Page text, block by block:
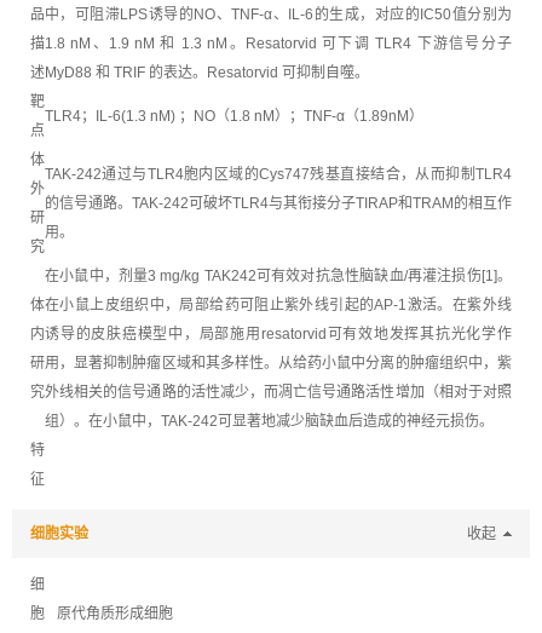
品
描
述
中，可阻滞LPS诱导的NO、TNF-α、IL-6的生成，对应的IC50值分别为
1.8 nM、1.9 nM 和 1.3 nM。Resatorvid 可下调 TLR4 下游信号分子
MyD88 和 TRIF 的表达。Resatorvid 可抑制自噬。
靶
点
TLR4；IL-6(1.3 nM) ；NO（1.8 nM）；TNF-α（1.89nM）
体
外
研
究
TAK-242通过与TLR4胞内区域的Cys747残基直接结合，从而抑制TLR4
的信号通路。TAK-242可破坏TLR4与其衔接分子TIRAP和TRAM的相互作
用。
体
内
研
究
在小鼠中，剂量3 mg/kg TAK242可有效对抗急性脑缺血/再灌注损伤[1]。
在小鼠上皮组织中，局部给药可阻止紫外线引起的AP-1激活。在紫外线
诱导的皮肤癌模型中，局部施用resatorvid可有效地发挥其抗光化学作
用，显著抑制肿瘤区域和其多样性。从给药小鼠中分离的肿瘤组织中，紫
外线相关的信号通路的活性减少，而凋亡信号通路活性增加（相对于对照
组）。在小鼠中，TAK-242可显著地减少脑缺血后造成的神经元损伤。
特
征
细胞实验 收起
细
胞
原代角质形成细胞